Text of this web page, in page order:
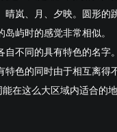
晴岚、月、夕映。圆形的
屿时的感觉非常相似。
自不同的具有特色的名字
特色的同时由于相互离得
在这么大区域内适合的